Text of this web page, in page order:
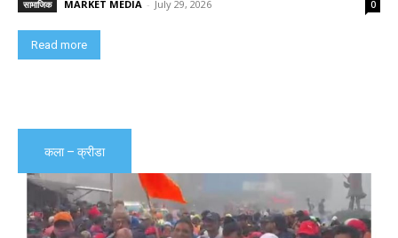
सामाजिक MARKET MEDIA - July 29, 2026 0
Read more
कला – क्रीडा